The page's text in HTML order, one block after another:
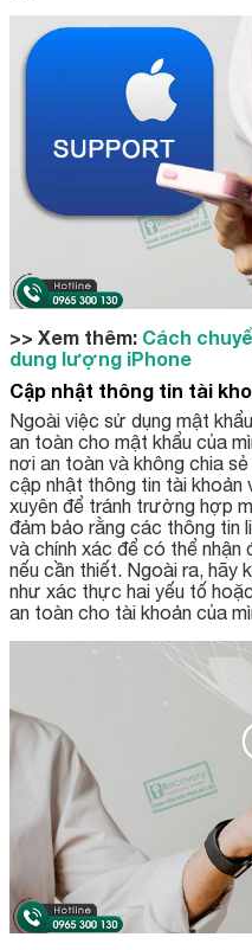
>> Xem thêm: Cách
dung lượng iPhone
Cập nhật thông tin tài
Ngoài việc sử dụng mật
an toàn cho mật khẩu của
nơi an toàn và không chia
cập nhật thông tin tài khoản
xuyên để tránh trường hợp
đảm bảo rằng các thông tin
và chính xác để có thể
nếu cần thiết. Ngoài ra, hãy
như xác thực hai yếu tố
an toàn cho tài khoản của